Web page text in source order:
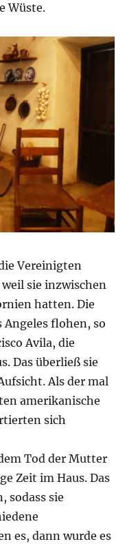
Wüste.
Vereinigten
sie inzwischen
hatten. Die
Angeles flohen, so
Avila, die
Das überließ sie
Als der mal
amerikanische
sich
Tod der Mutter
Zeit im Haus. Das
sodass sie
es, dann wurde es